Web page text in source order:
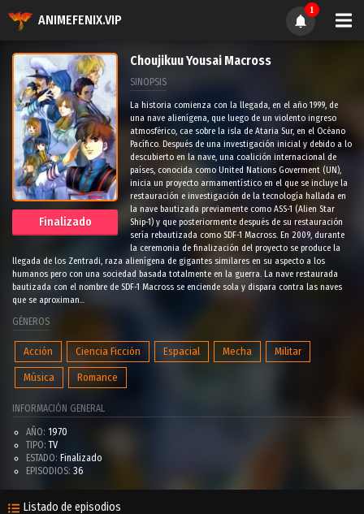
ANIMEFENIX.VIP
1
Finalizado
Choujikuu Yousai Macross
SINOPSIS
La historia comienza con la llegada, en el año 1999, de
una nave alienígena, que luego de un violento ingreso
atmosférico, cae sobre la isla de Ataria Sur, en el Océano
Pacífico. Después de una investigación inicial y debido a lo
descubierto en la nave, una coalición internacional de
países, conocida como United Nations Goverment (UN),
inicia un proyecto armamentístico en el que se incluye la
restauración e investigación de la tecnología hallada en
la nave bautizada previamente como ASS-1 (Alien Star
Ship-1) y que posteriormente después de su restauración
sería rebautizada como SDF-1 Macross. En 2009, durante
la ceremonia de finalización del proyecto se produce la
llegada de los Zentradi, raza alienígena de gigantes similares en su aspecto a los
humanos pero con una sociedad basada totalmente en la guerra. La nave restaurada
bautizada con el nombre de SDF-1 Macross se enciende sola y dispara contra las naves
que se aproximan...
GÉNEROS
Acción Ciencia Ficción Espacial Mecha Militar
Música Romance
INFORMACIÓN GENERAL
AÑO: 1970
TIPO: TV
ESTADO: Finalizado
EPISODIOS: 36
Listado de episodios